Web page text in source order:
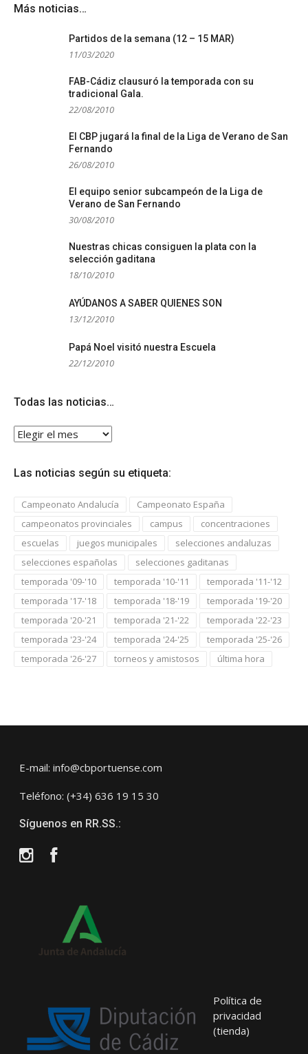
la
producto
Más noticias…
Partidos de la semana (12 – 15 MAR)
11/03/2020
FAB-Cádiz clausuró la temporada con su
tradicional Gala.
22/08/2010
El CBP jugará la final de la Liga de Verano de San
Fernando
26/08/2010
El equipo senior subcampeón de la Liga de
Verano de San Fernando
30/08/2010
Nuestras chicas consiguen la plata con la
selección gaditana
18/10/2010
AYÚDANOS A SABER QUIENES SON
13/12/2010
Papá Noel visitó nuestra Escuela
22/12/2010
Todas las noticias…
Todas
las
Las noticias según su etiqueta:
Campeonato Andalucía
Campeonato España
campeonatos provinciales
campus
concentraciones
escuelas
juegos municipales
selecciones andaluzas
selecciones españolas
selecciones gaditanas
temporada '09-'10
temporada '10-'11
temporada '11-'12
temporada '17-'18
temporada '18-'19
temporada '19-'20
temporada '20-'21
temporada '21-'22
temporada '22-'23
temporada '23-'24
temporada '24-'25
temporada '25-'26
temporada '26-'27
torneos y amistosos última hora
E-mail: info@cbportuense.com
Teléfono: (+34) 636 19 15 30
Síguenos en RR.SS.:
InstagramFacebook
Política de
privacidad
(tienda)